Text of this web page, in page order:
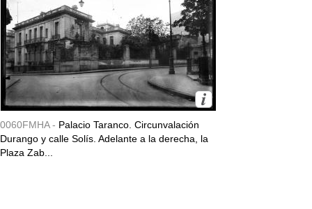
0060FMHA - Palacio Taranco. Circunvalación
Durango y calle Solís. Adelante a la derecha, la
Plaza Zab...